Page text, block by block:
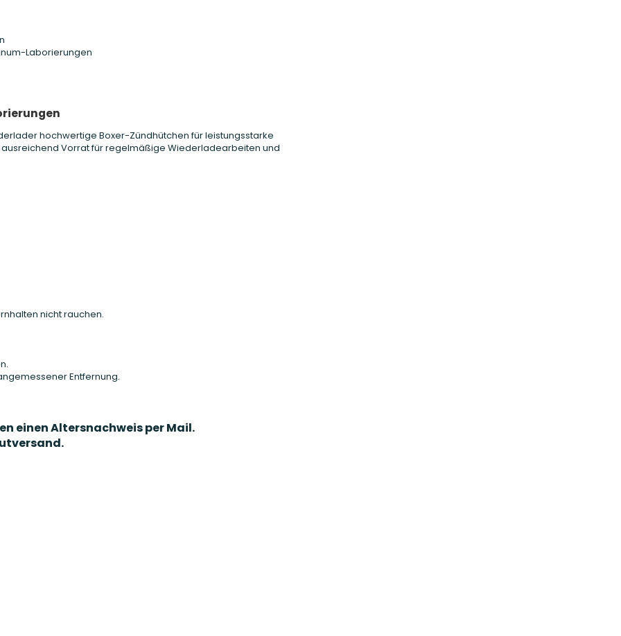
Laborierungen
hochwertige Boxer-Zündhütchen für leistungsstarke
Vorrat für regelmäßige Wiederladearbeiten und
nicht rauchen.
Entfernung.
einen Altersnachweis per Mail.